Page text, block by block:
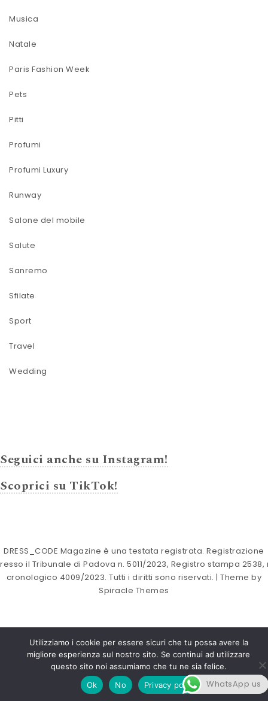
Musica
Natale
Paris Fashion Week
Pets
Pitti
Profumi
Profumi Luxury
Runway
Salone del mobile
Salute
Sanremo
Sfilate
Sport
Travel
Wedding
Seguici anche su Instagram!
Scoprici su TikTok!
DRESS_CODE Magazine è una testata registrata. Registrazione
il Tribunale di Padova n. 5011/2023, Registro stampa 2538,
cronologico 4009/2023. Tutti i diritti sono riservati. | Theme by
Spiracle Themes
WhatsApp us
Utilizziamo i cookie per essere sicuri che tu possa avere la
migliore esperienza sul nostro sito. Se continui ad utilizzare
questo sito noi assumiamo che tu ne sia felice.
Ok
No Privacy policy